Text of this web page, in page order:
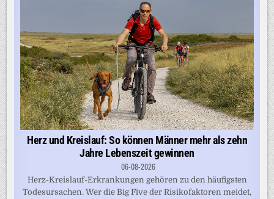
Herz und Kreislauf: So können Männer mehr als zehn
Jahre Lebenszeit gewinnen
06-08-2026
Herz-Kreislauf-Erkrankungen gehören zu den häufigsten
Todesursachen. Wer die Big Five der Risikofaktoren meidet,